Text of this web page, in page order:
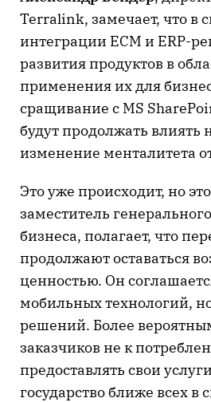
Terralink, замечает, что в
интеграции ECM и ERP-
развития продуктов в
применения их для
сращивание с MS
будут продолжать влиять
изменение менталитета
Это уже происходит, но
заместитель
бизнеса, полагает, что
продолжают оставаться
ценностью. Он
мобильных технологий,
решений. Более
заказчиков не к
предоставлять свои
государство ближе всех в